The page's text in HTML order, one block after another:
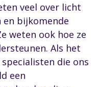
veel over licht
bijkomende
weten ook hoe ze
Als het
die ons
een